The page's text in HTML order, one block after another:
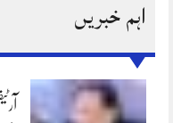
اہم خبریں